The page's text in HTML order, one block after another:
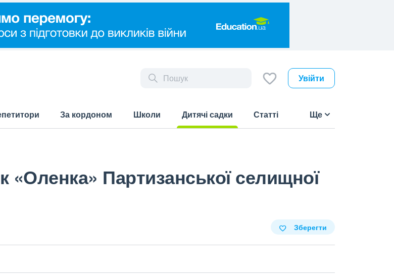
Увійти
За кордоном Школи
Дитячі садки
Статті Ще
«Оленка» Партизанської селищної
Зберегти